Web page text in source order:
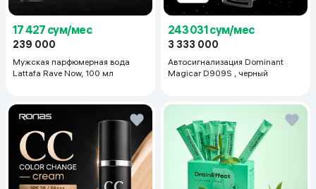
17 427 сум/мес
239 000
Мужская парфюмерная вода
Lattafa Rave Now, 100 мл
243 031 сум/мес
3 333 000
Автосигнализация Dominant
Magicar D909S , черный